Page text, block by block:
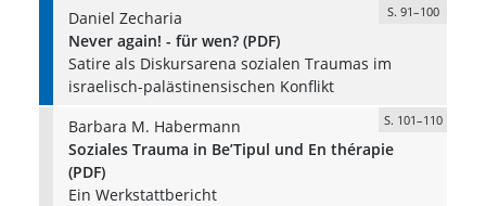
Daniel Zecharia
S. 91–100
Never again! - für wen? (PDF)
Satire als Diskursarena sozialen Traumas im
israelisch-palästinensischen Konflikt
Barbara M. Habermann
S. 101–110
Soziales Trauma in Be’Tipul und En thérapie
(PDF)
Ein Werkstattbericht